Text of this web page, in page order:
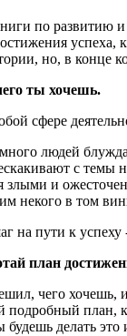
по развитию и
успеха,
но, в конце
ты хочешь.
сфере
людей
с темы
злыми и
некого в том
на пути к успеху
план
чего хочешь,
подробный план,
делать это